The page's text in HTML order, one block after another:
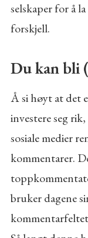
selskaper for å
forskjell.
Du kan bli
Å si høyt at det
investere seg
sosiale medier
kommentarer.
bruker dagene